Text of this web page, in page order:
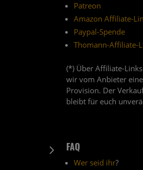
Patreon
Amazon Affiliate-
Paypal-Spende
Thomann-Affiliate-
(*) Über Affiliate-
wir vom Anbieter
Provision. Der
bleibt für euch
5 FAQ
Wer seid ihr?